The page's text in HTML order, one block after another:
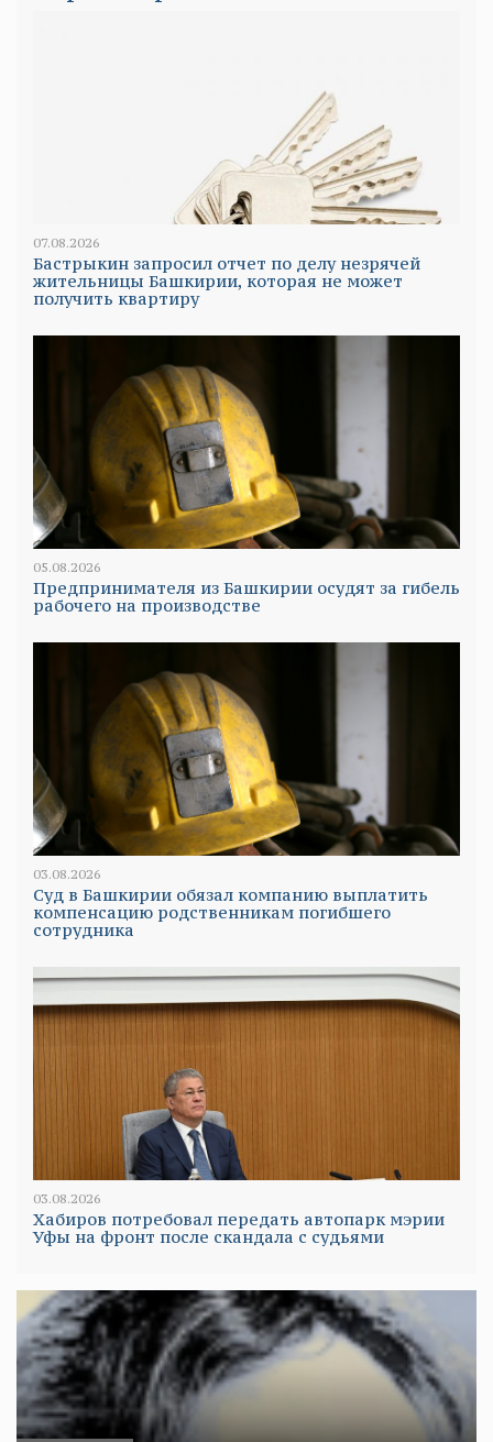
07.08.2026
Бастрыкин запросил отчет по делу незрячей
жительницы Башкирии, которая не может
получить квартиру
05.08.2026
Предпринимателя из Башкирии осудят за гибель
рабочего на производстве
03.08.2026
Суд в Башкирии обязал компанию выплатить
компенсацию родственникам погибшего
сотрудника
03.08.2026
Хабиров потребовал передать автопарк мэрии
Уфы на фронт после скандала с судьями